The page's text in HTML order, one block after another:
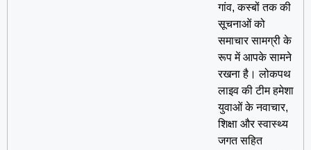
गांव, कस्बों तक की
सूचनाओं को
समाचार सामग्री के
रूप में आपके सामने
रखना है। लोकपथ
लाइव की टीम हमेशा
युवाओं के नवाचार,
शिक्षा और स्वास्थ्य
जगत सहित